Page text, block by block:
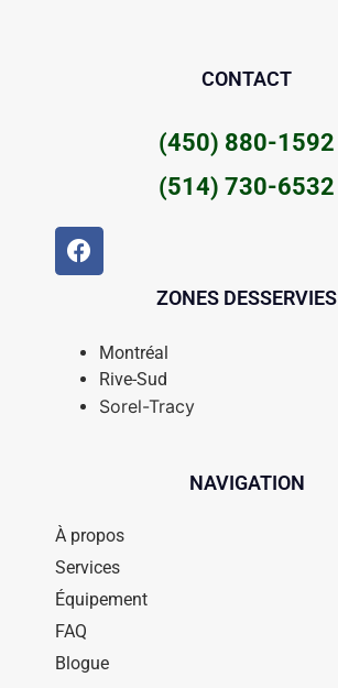
CONTACT
(450) 880-1592
(514) 730-6532
ZONES DESSERVIES
Montréal
Rive-Sud
Sorel-Tracy
NAVIGATION
À propos
Services
Équipement
FAQ
Blogue